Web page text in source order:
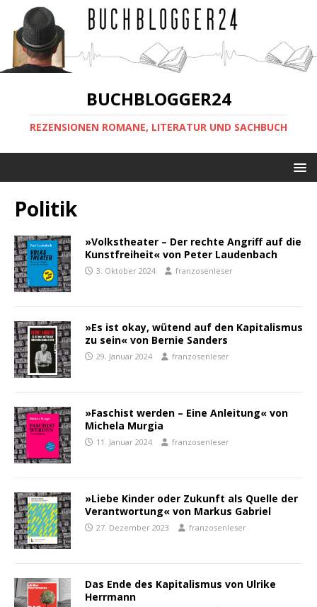
BUCHBLOGGER24
REZENSIONEN ROMANE, LITERATUR UND SACHBUCH
Politik
»Volkstheater – Der rechte Angriff auf die
Kunstfreiheit« von Peter Laudenbach
3. Oktober 2024 franzosenleser
»Es ist okay, wütend auf den Kapitalismus
zu sein« von Bernie Sanders
29. Januar 2024 franzosenleser
»Faschist werden – Eine Anleitung« von
Michela Murgia
11. Januar 2024 franzosenleser
»Liebe Kinder oder Zukunft als Quelle der
Verantwortung« von Markus Gabriel
27. Dezember 2023 franzosenleser
Das Ende des Kapitalismus von Ulrike
Herrmann